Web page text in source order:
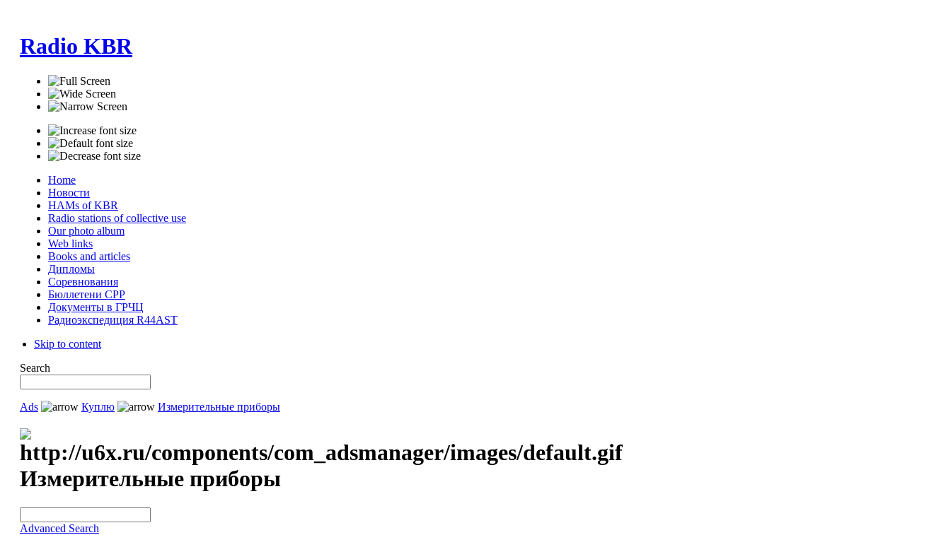
Radio KBR
Home
Новости
HAMs of KBR
Radio stations of collective use
Our photo album
Web links
Books and articles
Дипломы
Соревнования
Бюллетени СРР
Документы в ГРЧЦ
Радиоэкспедиция R44AST
Skip to content
Search
Ads Куплю Измерительные приборы
Измерительные приборы
Advanced Search